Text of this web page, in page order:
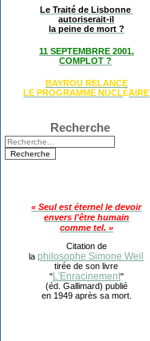
Le Traité de Lisbonne
autoriserait-il
la peine de mort ?
11 SEPTEMBRRE 2001,
COMPLOT ?
BAYROU RELANCE
LE PROGRAMME NUCLÉAIRE
Recherche
« Seul est éternel le devoir
envers l'être humain
comme tel. »
Citation de
laphilosophe Simone Weil
tirée de son livre
"L'Enracinement"
(éd. Gallimard) publié
en 1949 après sa mort.